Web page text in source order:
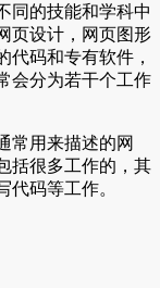
同的技能和学科中
页设计，网页图形
代码和专有软件，
会分为若干个工作
常用来描述的网
括很多工作的，其
码等工作。